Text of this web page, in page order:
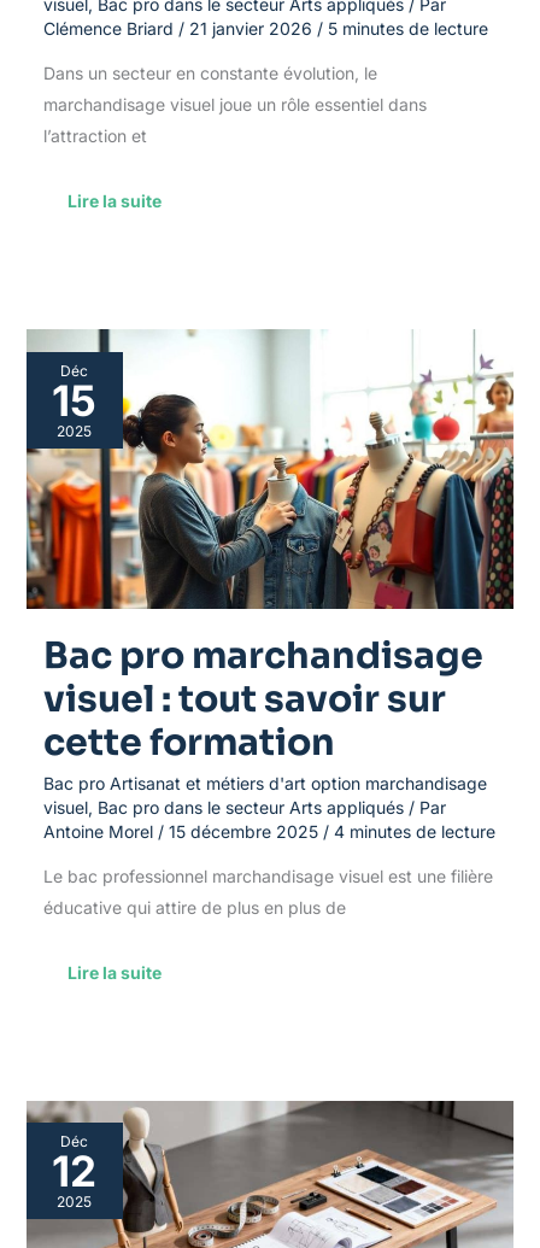
visuel , Bac pro dans le secteur Arts appliqués/ Par
Clémence Briard / 21 janvier 2026 / 5 minutes de lecture
Dans un secteur en constante évolution, le
marchandisage visuel joue un rôle essentiel dans
l’attraction et
Lire la suite
Déc
15
2025
Bac pro marchandisage
visuel : tout savoir sur
cette formation
Bac pro Artisanat et métiers d'art option marchandisage
visuel, Bac pro dans le secteur Arts appliqués/ Par
Antoine Morel / 15 décembre 2025 / 4 minutes de lecture
Le bac professionnel marchandisage visuel est une filière
éducative qui attire de plus en plus de
Bac
pro
marchandisage
visuel
:
tout
savoir
sur
formation
Lire la suite
Déc
12
2025
Équipements
essentiels
pour
un
atelier